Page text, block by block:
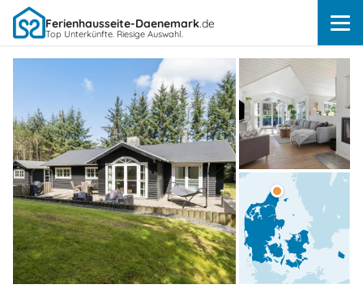
Ferienhausseite-Daenemark.de
Top Unterkünfte. Riesige Auswahl.